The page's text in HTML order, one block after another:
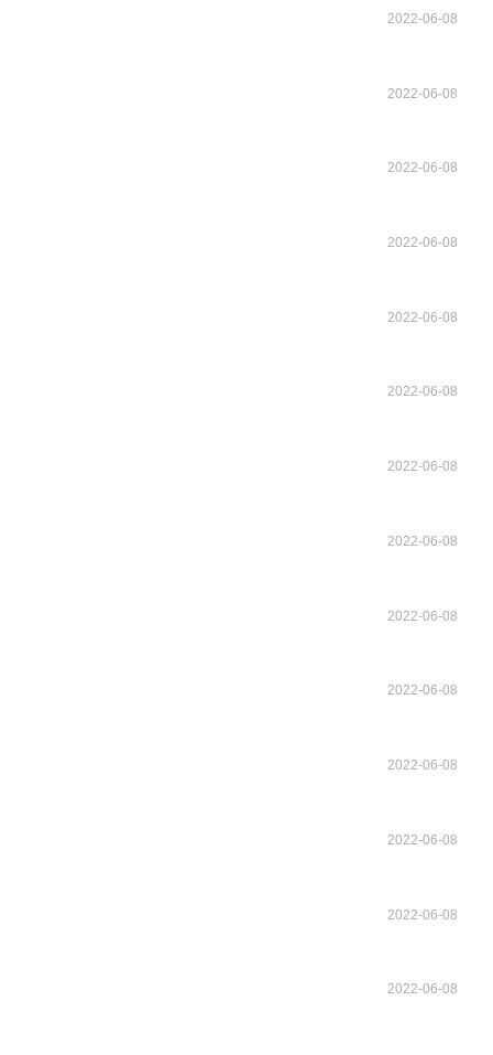
2022-06-08
2022-06-08
2022-06-08
2022-06-08
2022-06-08
2022-06-08
2022-06-08
2022-06-08
2022-06-08
2022-06-08
2022-06-08
2022-06-08
2022-06-08
2022-06-08